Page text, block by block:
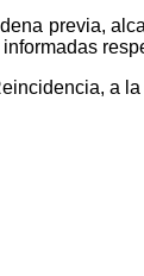
previa,
a